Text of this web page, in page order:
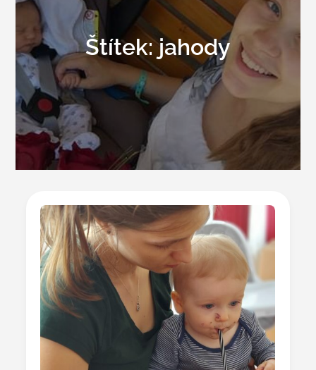
Štítek:jahody